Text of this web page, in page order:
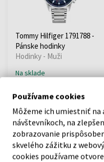
Tommy Hilfiger 1791788 -
Pánske hodinky
Hodinky - Muži
Na sklade
87,70 €
Doprava zadarmo
Používame cookies
Môžeme ich umiestniť na
návštevníkoch, na
zobrazovanie
skvelého zážitku z
cookies používame